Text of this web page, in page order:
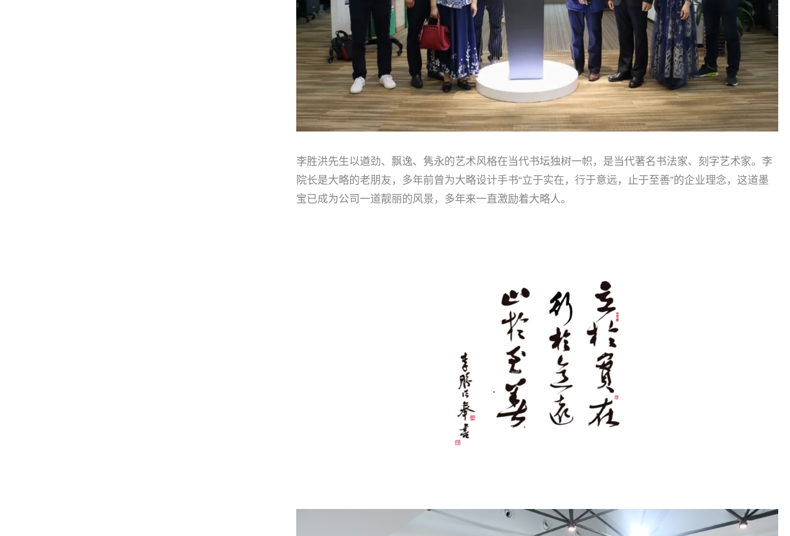
李胜洪先生以遒劲、飘逸、隽永的艺术风格在当代书坛独树一帜，是当代著名书法家、刻字艺术家。李
院长是大略的老朋友，多年前曾为大略设计手书“立于实在，行于意远，止于至善”的企业理念，这道墨
宝已成为公司一道靓丽的风景，多年来一直激励着大略人。